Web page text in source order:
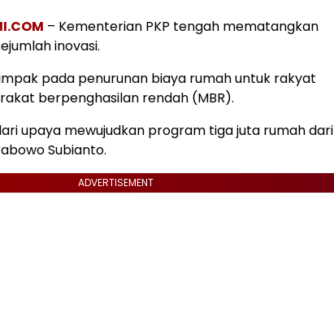
– Kementerian PKP tengah mematangkan
inovasi.
pada penurunan biaya rumah untuk rakyat
berpenghasilan rendah (MBR).
upaya mewujudkan program tiga juta rumah dari
Subianto.
ADVERTISEMENT